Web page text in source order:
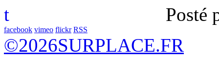
t Posté
facebook vimeo flickr RSS
©2026SURPLACE.FR